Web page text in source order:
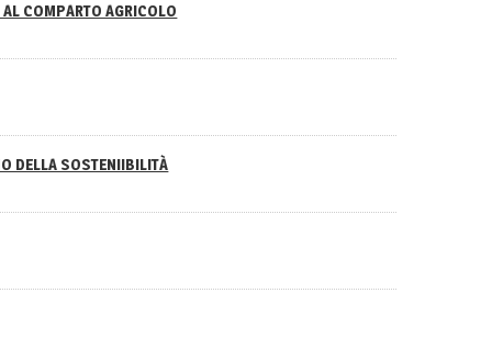
COMPARTO AGRICOLO
DELLA SOSTENIIBILITÀ